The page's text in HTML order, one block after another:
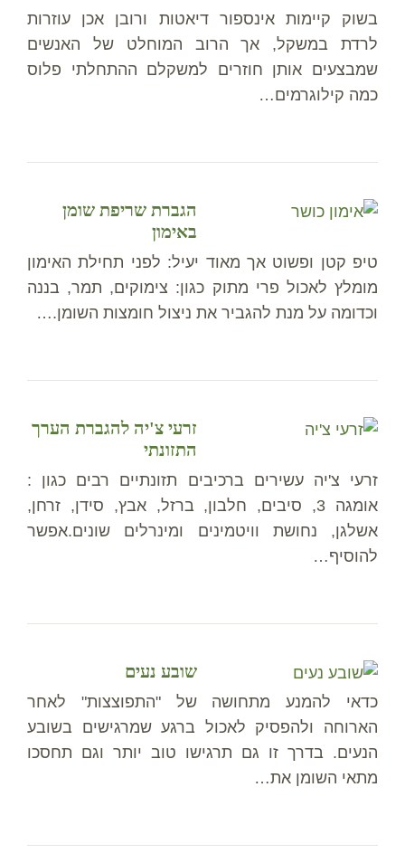
בשוק קיימות אינספור דיאטות ורובן אכן עוזרות
לרדת במשקל, אך הרוב המוחלט של האנשים
שמבצעים אותן חוזרים למשקלם ההתחלתי פלוס
כמה קילוגרמים…
הגברת שריפת שומן
באימון
טיפ קטן ופשוט אך מאוד יעיל: לפני תחילת האימון
מומלץ לאכול פרי מתוק כגון: צימוקים, תמר, בננה
וכדומה על מנת להגביר את ניצול חומצות השומן.…
זרעי צ'יה להגברת הערך
התזונתי
זרעי צ'יה עשירים ברכיבים תזונתיים רבים כגון :
אומגה 3, סיבים, חלבון, ברזל, אבץ, סידן, זרחן,
אשלגן, נחושת וויטמינים ומינרלים שונים.אפשר
להוסיף…
שובע נעים
כדאי להמנע מתחושה של "התפוצצות" לאחר
הארוחה ולהפסיק לאכול ברגע שמרגישים בשובע
הנעים. בדרך זו גם תרגישו טוב יותר וגם תחסכו
מתאי השומן את…